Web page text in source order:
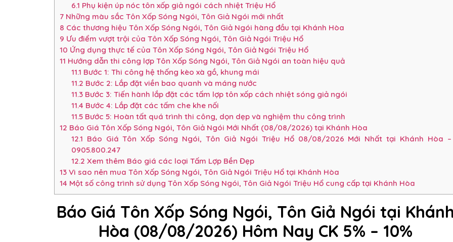
6.1 Phụ kiện úp nóc tôn xốp giả ngói cách nhiệt Triệu Hổ
7 Những màu sắc Tôn Xốp Sóng Ngói, Tôn Giả Ngói mới nhất
8 Các thương hiệu Tôn Xốp Sóng Ngói, Tôn Giả Ngói hàng đầu tại Khánh Hòa
9 Ưu điểm vượt trội của Tôn Xốp Sóng Ngói, Tôn Giả Ngói Triệu Hổ
10 Ứng dụng thực tế của Tôn Xốp Sóng Ngói, Tôn Giả Ngói Triệu Hổ
11 Hướng dẫn thi công lợp Tôn Xốp Sóng Ngói, Tôn Giả Ngói an toàn hiệu quả
11.1 Bước 1: Thi công hệ thống kèo xà gồ, khung mái
11.2 Bước 2: Lắp đặt viền bao quanh và máng nước
11.3Bước 3: Tiến hành lắp đặt các tấm lợp tôn xốp cách nhiệt sóng giả ngói
11.4 Bước 4: Lắp đặt các tấm che khe nối
11.5Bước 5: Hoàn tất quá trình thi công, dọn dẹp và nghiệm thu công trình
12 Báo Giá Tôn Xốp Sóng Ngói, Tôn Giả Ngói Mới Nhất (08/08/2026) tại Khánh Hòa
12.1 Báo Giá Tôn Xốp Sóng Ngói, Tôn Giả Ngói Triệu Hổ 08/08/2026 Mới Nhất tại Khánh Hòa –
0905.800.247
12.2 Xem thêm Báo giá các loại Tấm Lợp Bền Đẹp
13 Vì sao nên mua Tôn Xốp Sóng Ngói, Tôn Giả Ngói Triệu Hổ tại Khánh Hòa
14 Một số công trình sử dụng Tôn Xốp Sóng Ngói, Tôn Giả Ngói Triệu Hổ cung cấp tại Khánh Hòa
Báo Giá Tôn Xốp Sóng Ngói, Tôn Giả Ngói tại Khánh
Hòa (08/08/2026) Hôm Nay CK 5% – 10%